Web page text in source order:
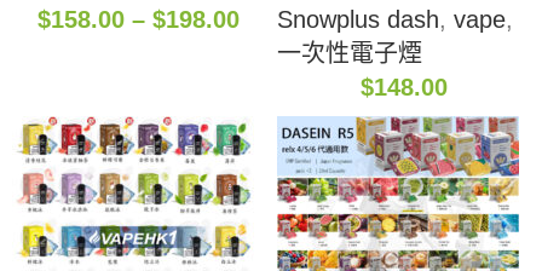
$158.00 – $198.00 Snowplus dash, vape,
一次性電子煙
$148.00